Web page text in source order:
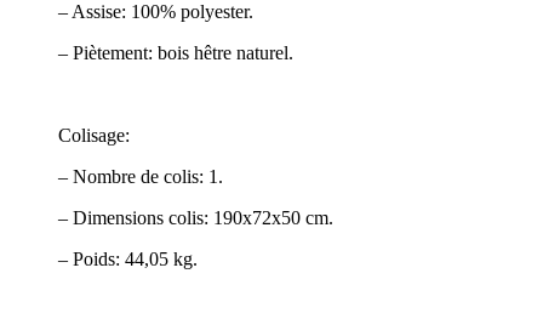
– Assise: 100% polyester.
– Piètement: bois hêtre naturel.
Colisage:
– Nombre de colis: 1.
– Dimensions colis: 190x72x50 cm.
– Poids: 44,05 kg.